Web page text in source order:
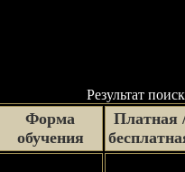
Результат
Форма
обучения
Платная